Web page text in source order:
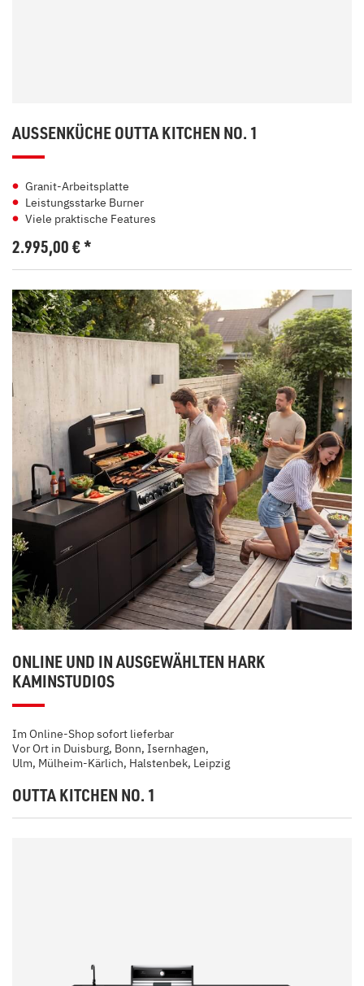
AUSSENKÜCHE OUTTA KITCHEN NO. 1
Granit-Arbeitsplatte
Leistungsstarke Burner
Viele praktische Features
2.995,00€*
ONLINE UND IN AUSGEWÄHLTEN HARK
KAMINSTUDIOS
Im Online-Shop sofort lieferbar
Vor Ort in Duisburg, Bonn, Isernhagen,
Ulm, Mülheim-Kärlich, Halstenbek, Leipzig
OUTTA KITCHEN NO. 1